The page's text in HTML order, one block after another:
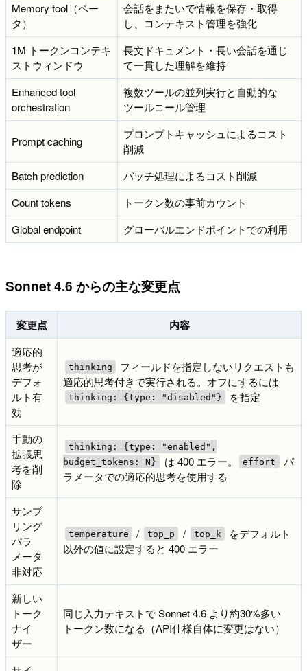
Memory tool（ベー
タ）
会話をまたいで情報を保存・取得
し、コンテキスト管理を強化
1M トークンコンテキ
ストウィンドウ
長文ドキュメント・長い会話を通じ
て一貫した理解を維持
Enhanced tool
orchestration
複数ツールの並列実行と自動的な
ツールコール管理
Prompt caching
プロンプトキャッシュによるコスト
削減
Batch prediction
バッチ処理によるコスト削減
Count tokens
トークン数の事前カウント
Global endpoint
グローバルエンドポイントでの利用
Sonnet 4.6 からの主な変更点
変更点 内容
適応的
思考が
デフォ
ルト有
効
thinking
フィールドを指定しないリクエストも
適応的思考付きで実行される。オフにするには
thinking: {type: "disabled"} を指定
手動の
拡張思
考を削
除
thinking: {type: "enabled",
budget_tokens: N}
は 400 エラー。 effort
パ
ラメータでの適応的思考を使用する
サンプ
リング
パラ
メータ
非対応
temperature / top_p / top_k
をデフォルト
以外の値に設定すると 400 エラー
新しい
トーク
ナイ
ザー
同じ入力テキストで Sonnet 4.6 より約30%多い
トークン数になる（API仕様自体に変更はない）